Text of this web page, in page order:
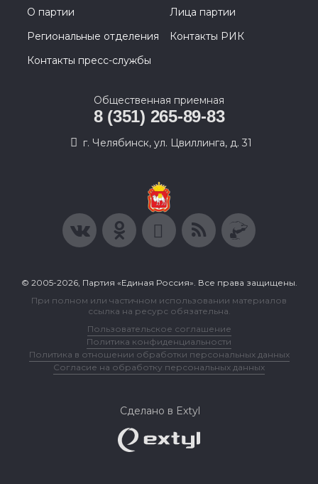
О партии
Лица партии
Региональные отделения
Контакты РИК
Контакты пресс-службы
Общественная приемная
8 (351) 265-89-83
г. Челябинск, ул. Цвиллинга, д. 31
© 2005-2026, Партия «Единая Россия». Все права защищены.
При полном или частичном использовании материалов
ссылка на ресурс обязательна.
Пользовательское соглашение
Политика конфиденциальности
Политика в отношении обработки персональных данных
Согласие на обработку персональных данных
Сделано в Extyl